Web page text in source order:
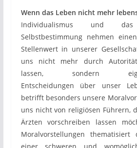
Wenn das Leben nicht mehr
Individualismus und
Selbstbestimmung nehmen
Stellenwert in unserer
uns nicht mehr durch
lassen, sondern
Entscheidungen über unser
betrifft besonders unsere
uns nicht von religiösen Führern,
Ärzten vorschreiben lassen
Moralvorstellungen